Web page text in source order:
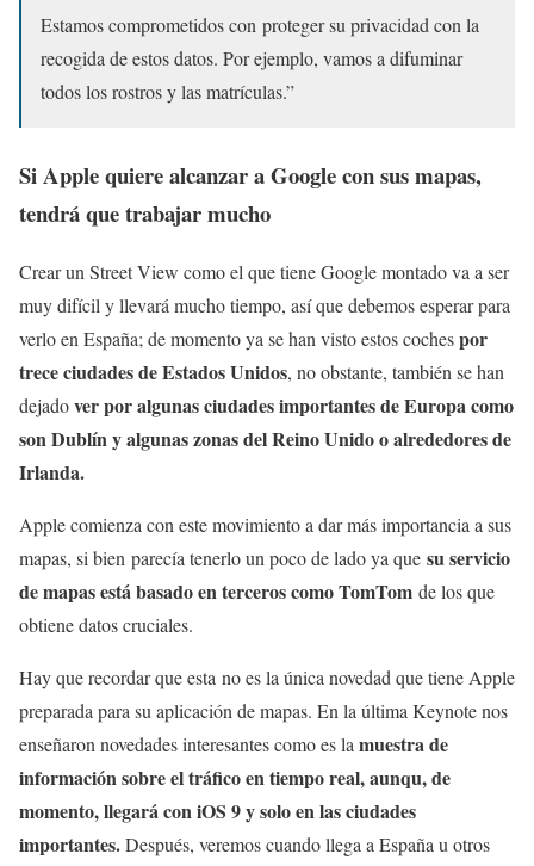
Estamos comprometidos con proteger su privacidad con la
recogida de estos datos. Por ejemplo, vamos a difuminar
todos los rostros y las matrículas.”
Si Apple quiere alcanzar a Google con sus mapas,
tendrá que trabajar mucho
Crear un Street View como el que tiene Google montado va a ser
muy difícil y llevará mucho tiempo, así que debemos esperar para
verlo en España; de momento ya se han visto estos cochespor
trece ciudades de Estados Unidos, no obstante, también se han
dejadover por algunas ciudades importantes de Europa como
son Dublín y algunas zonas del Reino Unido o alrededores de
Irlanda.
Apple comienza con este movimiento a dar más importancia a sus
mapas, si bien parecía tenerlo un poco de lado ya que su servicio
de mapas está basado en terceros como TomTom de los que
obtiene datos cruciales.
Hay que recordar que esta no es la única novedad que tiene Apple
preparada para su aplicación de mapas. En la última Keynote nos
enseñaron novedades interesantes como es la muestra de
información sobre el tráfico en tiempo real, aunqu, de
momento, llegará con iOS 9 y solo en las ciudades
importantes.Después, veremos cuando llega a España u otros